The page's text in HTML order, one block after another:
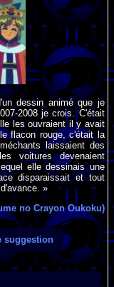
dessin animé que je
2008 je crois. C'était
les ouvraient il y avait
flacon rouge, c'était la
laissaient des
voitures devenaient
elle dessinais une
disparaissait et tout
»
no Crayon Oukoku)
suggestion